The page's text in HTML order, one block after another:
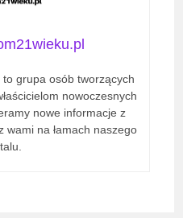
grupa osób tworzących
nowoczesnych
nowe informacje z
wami na łamach naszego